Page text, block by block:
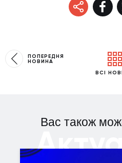
ПОПЕРЕДНЯ
НОВИНА
ВСІ
Вас також